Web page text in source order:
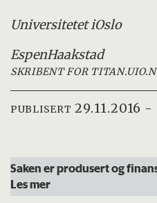
Universitetet iOslo
EspenHaakstad
SKRIBENT FOR
PUBLISERT 29.11.2016
Saken er produsert og
Les mer